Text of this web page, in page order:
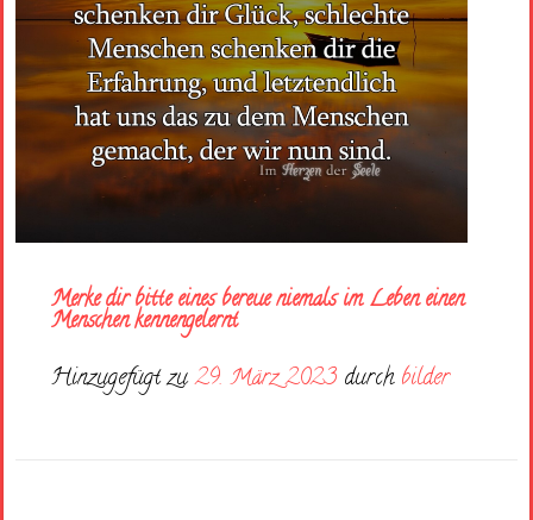
Merke dir bitte eines bereue niemals im Leben einen
Menschen kennengelernt
Hinzugefügt zu29. März 2023 durch bilder